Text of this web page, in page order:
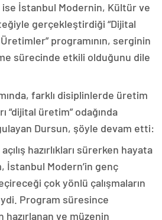
İstanbul Modernin, Kültür ve
gerçekleştirdiği “Dijital
programının, serginin
sürecinde etkili olduğunu dile
farklı disiplinlerde üretim
“dijital üretim” odağında
Dursun, şöyle devam etti:
hazırlıkları sürerken hayata
İstanbul Modern’in genç
çok yönlü çalışmaların
Program süresince
hazırlanan ve müzenin